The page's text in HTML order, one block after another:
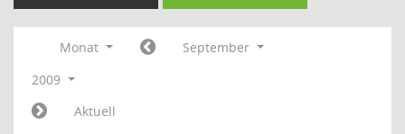
Monat
September
2009
Aktuell